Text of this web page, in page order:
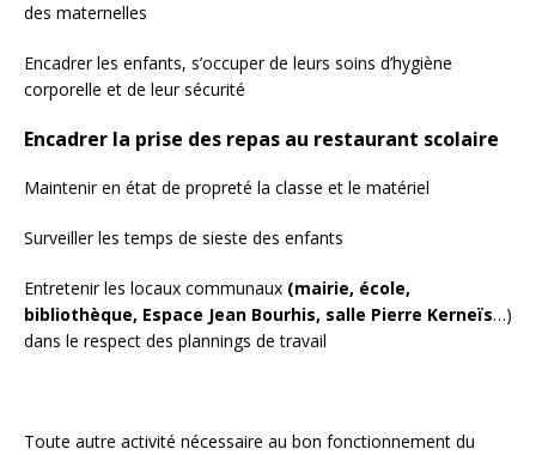
des maternelles
Encadrer les enfants, s’occuper de leurs soins d’hygiène
corporelle et de leur sécurité
Encadrer la prise des repas au restaurant scolaire
Maintenir en état de propreté la classe et le matériel
Surveiller les temps de sieste des enfants
Entretenir les locaux communaux (mairie, école,
bibliothèque, Espace Jean Bourhis, salle Pierre Kerneïs…)
dans le respect des plannings de travail
Toute autre activité nécessaire au bon fonctionnement du